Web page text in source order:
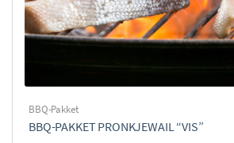
BBQ-Pakket
BBQ-PAKKET PRONKJEWAIL “VIS”